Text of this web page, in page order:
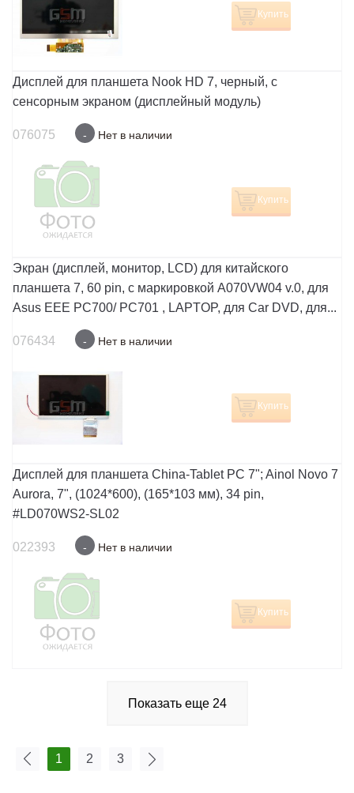
Купить
Дисплей для планшета Nook HD 7, черный, с
сенсорным экраном (дисплейный модуль)
076075 - Нет в наличии
Купить
Экран (дисплей, монитор, LCD) для китайского
планшета 7, 60 pin, с маркировкой A070VW04 v.0, для
Asus EEE PC700/ PC701 , LAPTOP, для Car DVD, для...
076434 - Нет в наличии
Купить
Дисплей для планшета China-Tablet PC 7"; Ainol Novo 7
Aurora, 7", (1024*600), (165*103 мм), 34 pin,
#LD070WS2-SL02
022393 - Нет в наличии
Купить
Показать еще 24
1 2 3